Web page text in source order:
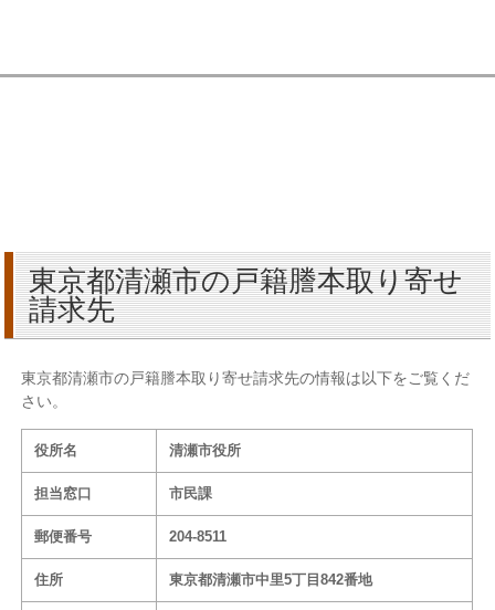
東京都清瀬市の戸籍謄本取り寄せ
請求先
東京都清瀬市の戸籍謄本取り寄せ請求先の情報は以下をご覧くだ
さい。
役所名 清瀬市役所
担当窓口 市民課
郵便番号 204-8511
住所 東京都清瀬市中里5丁目842番地